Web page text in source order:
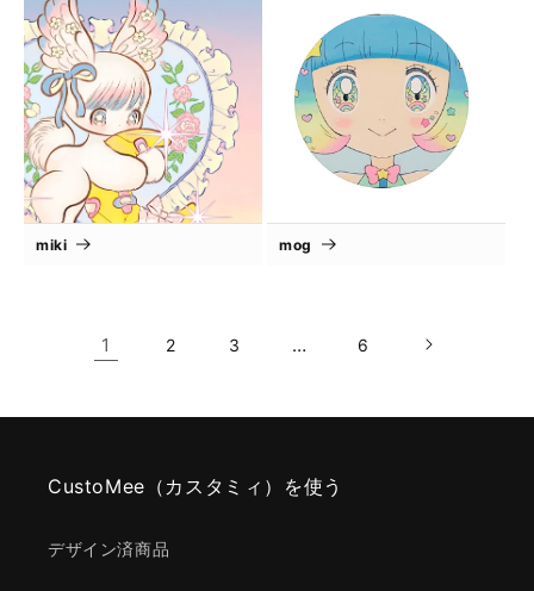
miki mog
1 2 3 … 6
CustoMee（カスタミィ）を使う
デザイン済商品